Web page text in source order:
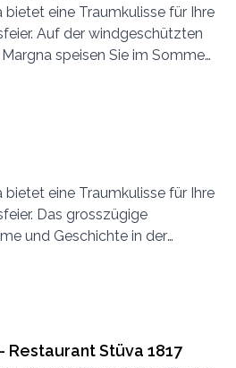
bietet eine Traumkulisse für Ihre
Auf der windgeschützten
speisen Sie im Sommer
Bäumen und einer
auf die Engadiner Bergwelt.
unter freiem Himmel.
im Parkhotel Margna weitere
ein charaktervoller
bietet eine Traumkulisse für Ihre
Das grosszügige
und Geschichte in der
zwischen Silser- und
einen Hotelgarten mit
im Hochsommer
Hotelpark mit mächtigen
Restaurant Stüva 1817